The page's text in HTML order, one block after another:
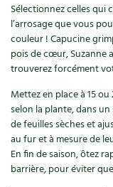
Sélectionnez celles qui
l’arrosage que vous
couleur ! Capucine
pois de cœur, Suzanne
trouverez forcément
Mettez en place à 15
selon la plante, dans
de feuilles sèches et
au fur et à mesure de
En fin de saison, ôtez
barrière, pour éviter